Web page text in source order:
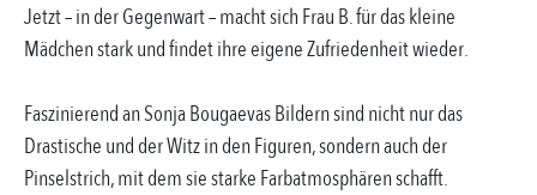
Jetzt – in der Gegenwart – macht sich Frau B. für das kleine
Mädchen stark und findet ihre eigene Zufriedenheit wieder.
Faszinierend an Sonja Bougaevas Bildern sind nicht nur das
Drastische und der Witz in den Figuren, sondern auch der
Pinselstrich, mit dem sie starke Farbatmosphären schafft.